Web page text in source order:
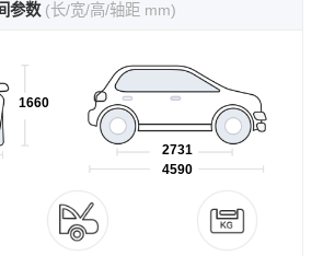
参数 (长/宽/高/轴距 mm)
1660
4590
2731